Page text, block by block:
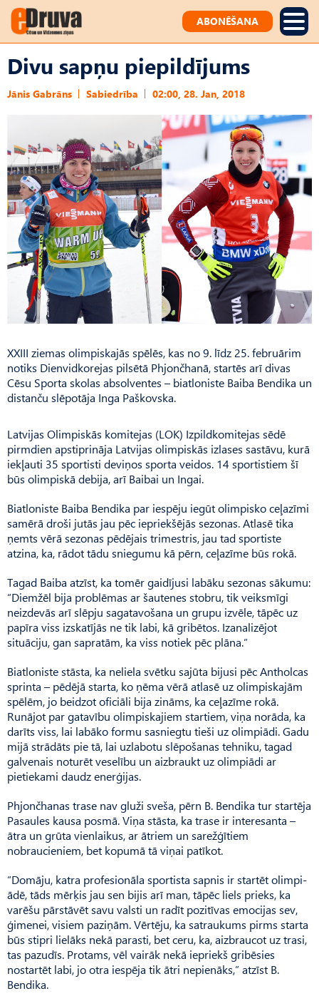
ABONĒŠANA
Divu sapņu piepildījums
Jānis Gabrāns Sabiedrība 02:00, 28. Jan, 2018
XXIII ziemas olimpiskajās spēlēs, kas no 9. līdz 25. februārim
notiks Dienvidkorejas pilsētā Phjončhanā, startēs arī divas
Cēsu Sporta skolas absolventes – biatloniste Baiba Bendika un
distanču slēpotāja Inga Paškovska.
Latvijas Olimpiskās komitejas (LOK) Izpildkomitejas sēdē
pirmdien apstiprināja Latvijas olimpiskās izlases sastāvu, kurā
iekļauti 35 sportisti deviņos sporta veidos. 14 sportistiem šī
būs olimpiskā debija, arī Baibai un Ingai.
Biatloniste Baiba Bendika par iespēju iegūt olimpisko ceļazīmi
samērā droši jutās jau pēc iepriekšējās sezonas. Atlasē tika
ņemts vērā sezonas pēdējais trimestris, jau tad sportiste
atzina, ka, rādot tādu sniegumu kā pērn, ceļazīme būs rokā.
Tagad Baiba atzīst, ka tomēr gaidījusi labāku sezonas sākumu:
“Diemžēl bija problēmas ar šautenes stobru, tik veiksmīgi
neizdevās arī slēpju sagatavošana un grupu izvēle, tāpēc uz
papīra viss izskatījās ne tik labi, kā gribētos. Izanalizējot
situāciju, gan sapratām, ka viss notiek pēc plāna.”
Biatloniste stāsta, ka neliela svētku sajūta bijusi pēc Antholcas
sprinta – pēdējā starta, ko ņēma vērā atlasē uz olimpiskajām
spēlēm, jo beidzot oficiāli bija zināms, ka ceļazīme rokā.
Runājot par gatavību olimpiskajiem startiem, viņa norāda, ka
darīts viss, lai labāko formu sasniegtu tieši uz olimpiādi. Gadu
mijā strādāts pie tā, lai uzlabotu slēpošanas tehniku, tagad
galvenais noturēt veselību un aizbraukt uz olimpiādi ar
pietiekami daudz enerģijas.
Phjončhanas trase nav gluži sveša, pērn B. Bendika tur startēja
Pasaules kausa posmā. Viņa stāsta, ka trase ir interesanta –
ātra un grūta vienlaikus, ar ātriem un sarežģītiem
nobraucieniem, bet kopumā tā viņai patīkot.
“Domāju, katra profesionāla sportista sapnis ir startēt olimpi­
ādē, tāds mērķis jau sen bijis arī man, tāpēc liels prieks, ka
varēšu pārstāvēt savu valsti un radīt pozitīvas emocijas sev,
ģimenei, visiem paziņām. Vērtēju, ka satraukums pirms starta
būs stipri lielāks nekā parasti, bet ceru, ka, aizbraucot uz trasi,
tas pazudīs. Protams, vēl vairāk nekā iepriekš gribēsies
nostartēt labi, jo otra iespēja tik ātri nepienāks,” atzīst B.
Bendika.